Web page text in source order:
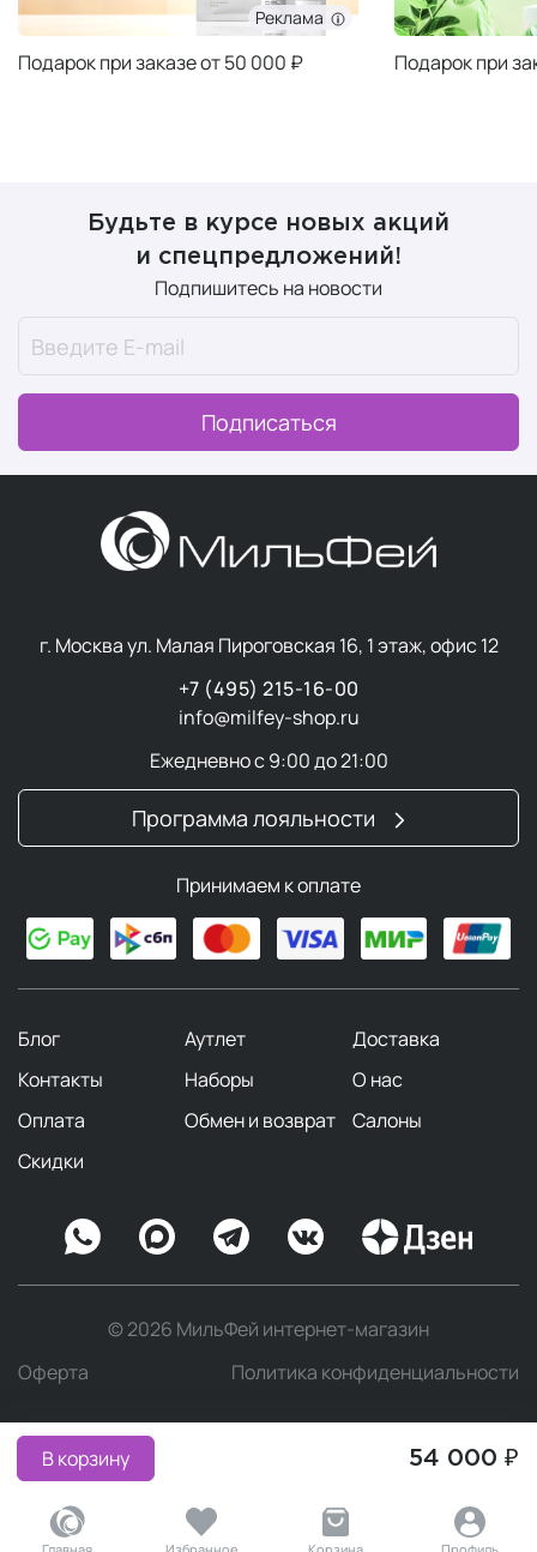
В корзину 54 000 ₽
Реклама
Подарок при заказе от 50 000 ₽ Подарок при
Будьте в курсе новых акций
и спецпредложений!
Подпишитесь на новости
Подписаться
г. Москва ул. Малая Пироговская 16, 1 этаж, офис 12
+7 (495) 215-16-00
info@milfey-shop.ru
Ежедневно с 9:00 до 21:00
Программа лояльности
Принимаем к оплате
Блог Аутлет
Доставка
Контакты
Наборы
О нас
Оплата
Обмен и возврат
Салоны
Скидки
© 2026 МильФей интернет-магазин
Оферта
Политика конфиденциальности